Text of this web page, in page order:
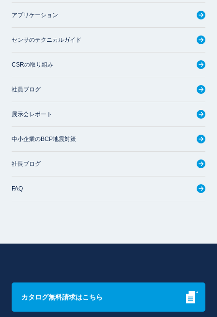
アプリケーション
センサのテクニカルガイド
CSRの取り組み
社員ブログ
展示会レポート
中小企業のBCP地震対策
社長ブログ
FAQ
カタログ無料請求はこちら